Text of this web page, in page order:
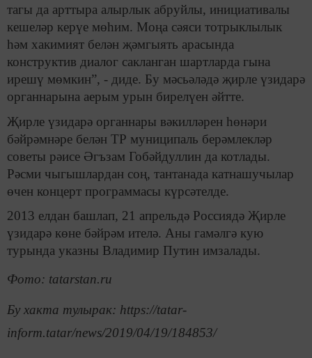
тагы да арттыра алырлык абруйлы, инициативалы
кешеләр керүе мөһим. Моңа сәяси тотрыклылык
һәм хакимият белән җәмгыять арасында
конструктив диалог сакланган шартларда гына
ирешү мөмкин”, - диде. Бу мәсьәләдә җирле үзидарә
органнарына аерым урын бирелүен әйтте.
Җирле үзидарә органнары вәкилләрен һөнәри
бәйрәмнәре белән ТР муниципаль берәмлекләр
советы рәисе Әгъзам Гобәйдуллин да котлады.
Рәсми чыгышлардан соң, тантанада катнашучылар
өчен концерт программасы күрсәтелде.
2013 елдан башлап, 21 апрельдә Россиядә Җирле
үзидарә көне бәйрәм ителә. Аны гамәлгә кую
турында указны Владимир Путин имзалады.
Фото: tatarstan.ru
Бу хакта тулырак: https://tatar-
inform.tatar/news/2019/04/19/184853/